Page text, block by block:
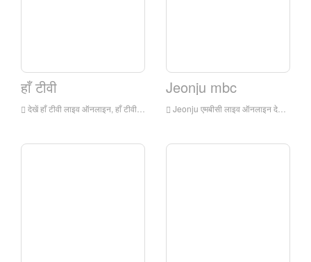
हाँ टीवी
देखें हाँ टीवी लाइव ऑनलाइन, हाँ टीवी एचडी लाइव स्ट्रीमिंग, हाँ टीवी देखें कोरिया से लाइव टीवी
Jeonju mbc
Jeonju एमबीसी लाइव ऑनलाइन देखें, Jeonju एमबीसी एचडी लाइव स्ट्रीमिंग, Jeonju एमबीसी देखें कोरिया से लाइव टीवी